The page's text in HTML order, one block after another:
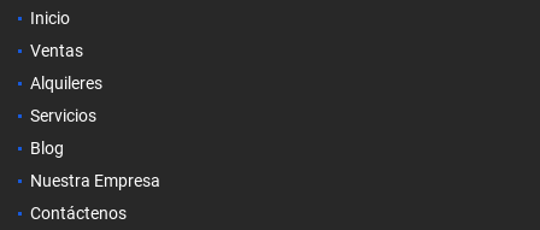
Inicio
Ventas
Alquileres
Servicios
Blog
Nuestra Empresa
Contáctenos